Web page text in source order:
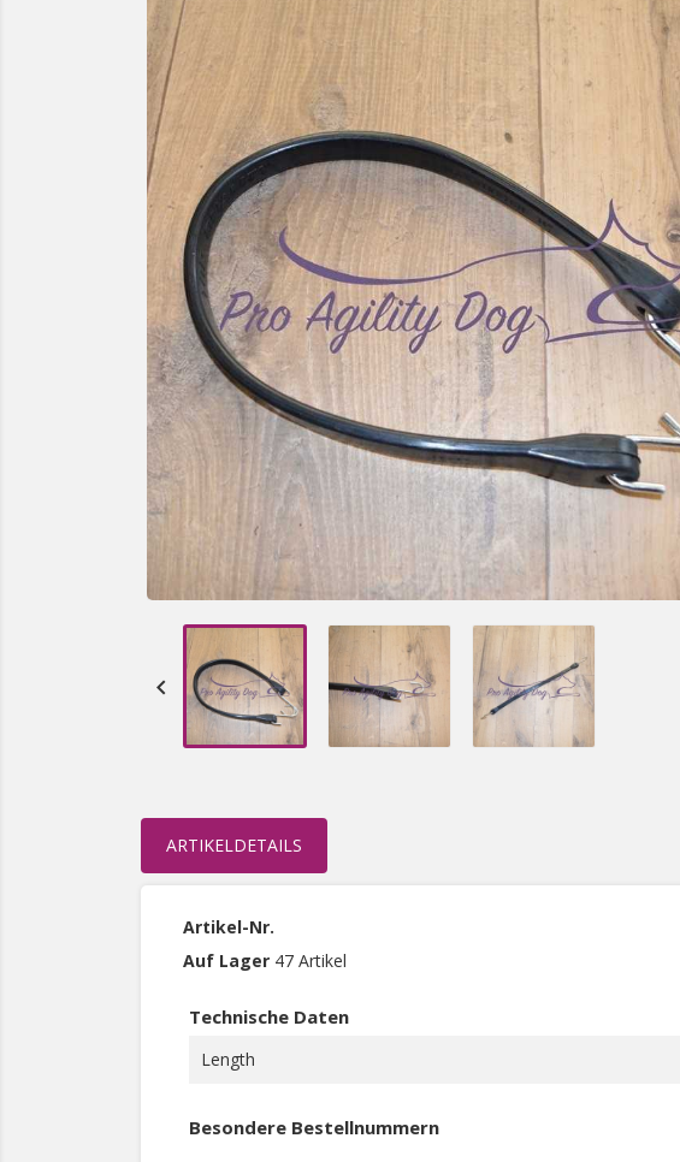

ARTIKELDETAILS
Artikel-Nr.
Auf Lager 47 Artikel
Technische Daten
Length
Besondere Bestellnummern